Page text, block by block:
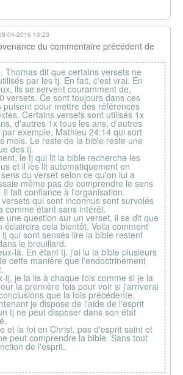
04-2016 13:23
du commentaire précédent de
Thomas dit que certains versets ne
par les tj. En fait, c'est vrai. En
ils se servent couramment de,
versets. Ce sont toujours dans ces
puisent pour mettre des références
Certains versets sont utilisés 1x
d'autres 1x tous les ans, d'autres
exemple, Mathieu 24:14 qui sort
mois. Le reste de la bible reste une
des tj.
le tj qui lit la bible recherche les
et il les lit automatiquement en
du verset selon ce qu'on lui a
même pas de comprendre le sens
Il fait confiance à l'organisation.
qui sont inconnus sont survolés
comme étant sans intérêt.
une question sur un verset, il se dit que
éclaircira cela bientôt. Voila comment
qui sont sensés lire la bible restent
le brouillard.
là. En étant tj, j'ai lu la bible plusieurs
cette manière que l'endoctrinement
tj, je la lis à chaque fois comme si je la
la première fois pour voir si j'arriverai
que la fois précédente.
je dispose de l'aide de l'esprit
tj ne peut disposer dans son état
et la foi en Christ, pas d'esprit saint et
peut comprendre la bible. Sans tout
de l'esprit.